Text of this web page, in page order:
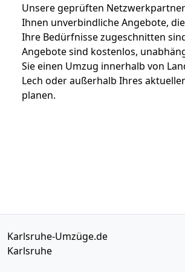
Unsere geprüften
Ihnen unverbindliche Angebote,
Ihre Bedürfnisse zugeschnitten
Angebote sind kostenlos,
Sie einen Umzug innerhalb von
Lech oder außerhalb Ihres
planen.
Karlsruhe-Umzüge.de
Karlsruhe